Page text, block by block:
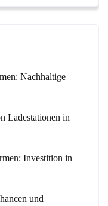
Nachhaltige
Ladestationen in
Investition in
und